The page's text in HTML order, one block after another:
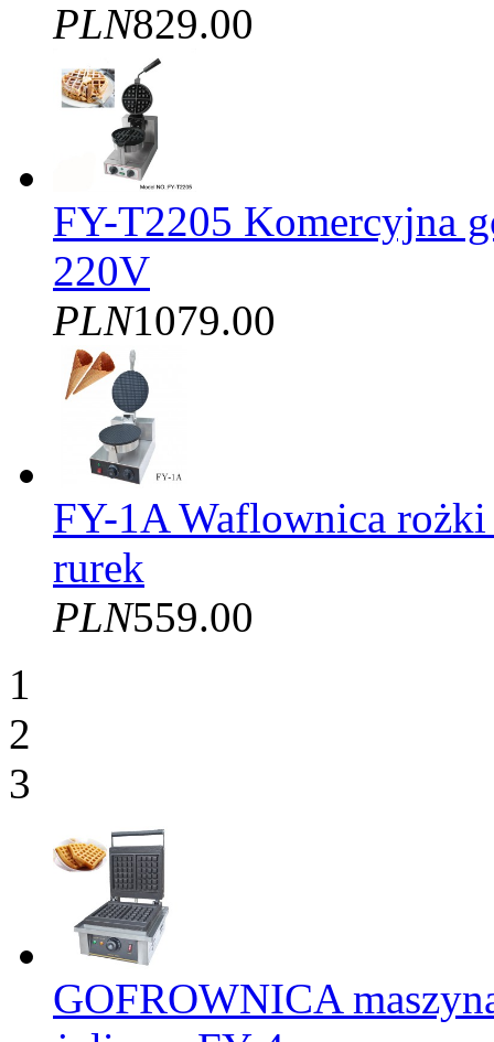
PLN829.00
FY-T2205 Komercyjna
220V
PLN1079.00
FY-1A Waflownica
rurek
PLN559.00
1
2
3
GOFROWNICA